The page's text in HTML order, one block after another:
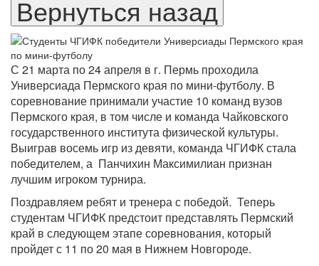
С 21 марта по 24 апреля в г. Пермь проходила
Универсиада Пермского края по мини-футболу. В
соревнование принимали участие 10 команд вузов
Пермского края, в том числе и команда Чайковского
государственного института физической культуры.
Выиграв восемь игр из девяти, команда ЧГИФК стала
победителем, а Панчихин Максимилиан признан
лучшим игроком турнира.
Поздравляем ребят и тренера с победой. Теперь
студентам ЧГИФК предстоит представлять Пермский
край в следующем этапе соревнования, который
пройдет с 11 по 20 мая в Нижнем Новгороде.